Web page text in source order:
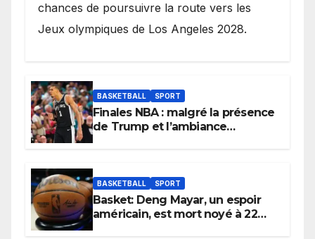
chances de poursuivre la route vers les
Jeux olympiques de Los Angeles 2028.
BASKETBALL SPORT
Finales NBA : malgré la présence
de Trump et l’ambiance
BASKETBALL SPORT
Basket: Deng Mayar, un espoir
américain, est mort noyé à 22